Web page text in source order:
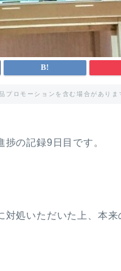
プロモーションを含む場合がありま
の記録9日目です。
対処いただいた上、本